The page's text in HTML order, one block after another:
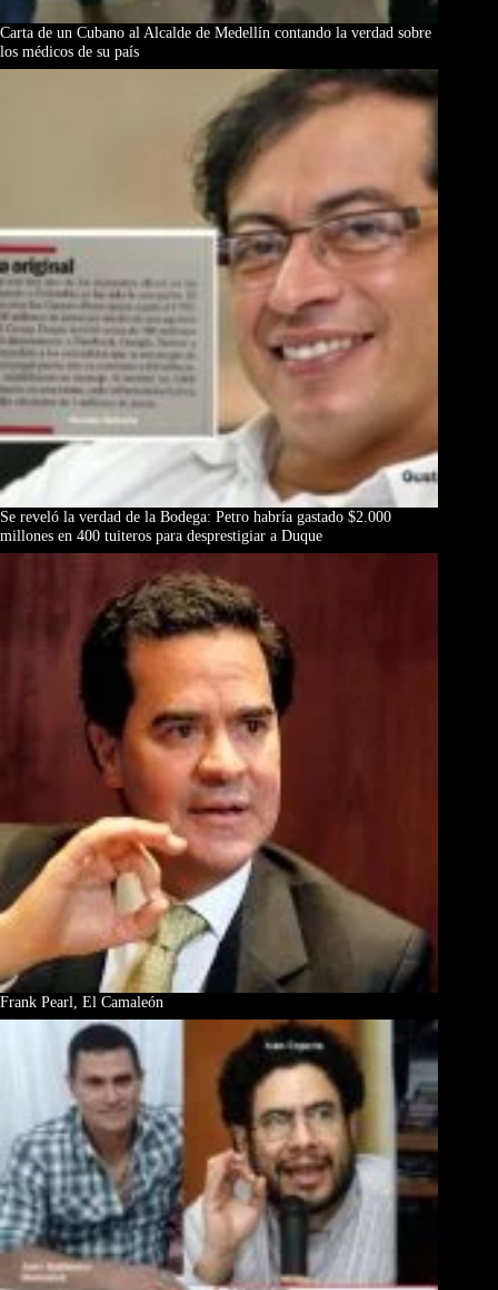
Carta de un Cubano al Alcalde de Medellín contando la verdad sobre
los médicos de su país
Se reveló la verdad de la Bodega: Petro habría gastado $2.000
millones en 400 tuiteros para desprestigiar a Duque
Frank Pearl, El Camaleón